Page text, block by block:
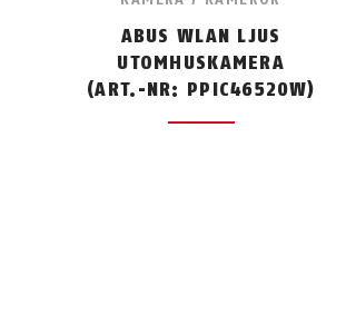
ABUS WLAN LJUS
UTOMHUSKAMERA
(ART.-NR: PPIC46520W)